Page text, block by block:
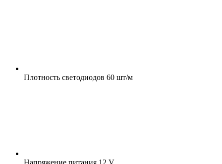
Плотность светодиодов 60 шт/м
Напряжение питания 12 V